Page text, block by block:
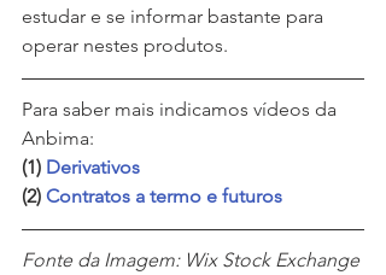
estudar e se informar bastante para
operar nestes produtos.
Para saber mais indicamos vídeos da
Anbima:
(1) Derivativos
(2) Contratos a termo e futuros
Fonte da Imagem: Wix Stock Exchange